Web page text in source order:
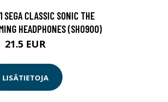
SEGA CLASSIC SONIC THE
HEADPHONES (SH0900)
21.5 EUR
LISÄTIETOJA